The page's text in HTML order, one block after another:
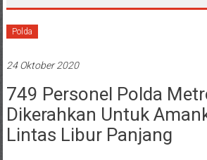
Polda
24 Oktober 2020
749 Personel Polda
Dikerahkan Untuk
Lintas Libur Panjang